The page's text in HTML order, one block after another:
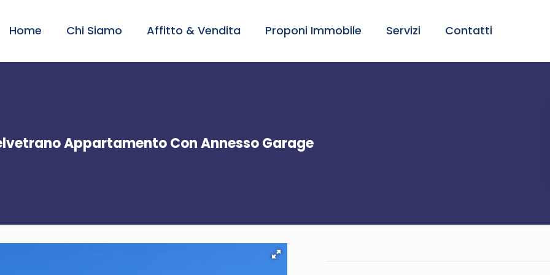
Home Chi Siamo Affitto & Vendita Proponi Immobile Servizi Contatti
Appartamento Con Annesso Garage